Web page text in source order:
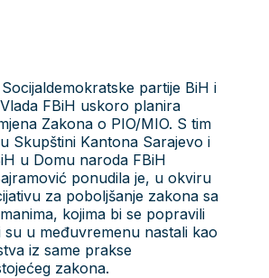
partije BiH i
FBiH uskoro planira
Zakona o PIO/MIO. S tim
Skupštini Kantona Sarajevo i
u Domu naroda FBiH
ponudila je, u okviru
za poboljšanje zakona sa
kojima bi se popravili
su u međuvremenu nastali kao
iz same prakse
zakona.